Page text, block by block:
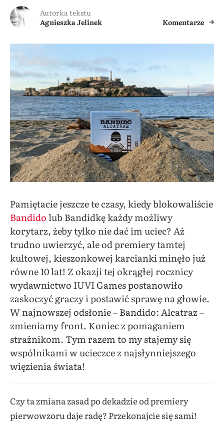
Autorka tekstu
Agnieszka Jelinek
Komentarze
Pamiętacie jeszcze te czasy, kiedy blokowaliście
Bandidolub Bandidkę każdy możliwy
korytarz, żeby tylko nie dać im uciec? Aż
trudno uwierzyć, ale od premiery tamtej
kultowej, kieszonkowej karcianki minęło już
równe 10 lat! Z okazji tej okrągłej rocznicy
wydawnictwo IUVI Games postanowiło
zaskoczyć graczy i postawić sprawę na głowie.
W najnowszej odsłonie – Bandido: Alcatraz –
zmieniamy front. Koniec z pomaganiem
strażnikom. Tym razem to my stajemy się
wspólnikami w ucieczce z najsłynniejszego
więzienia świata!
Czy ta zmiana zasad po dekadzie od premiery
pierwowzoru daje radę? Przekonajcie się sami!